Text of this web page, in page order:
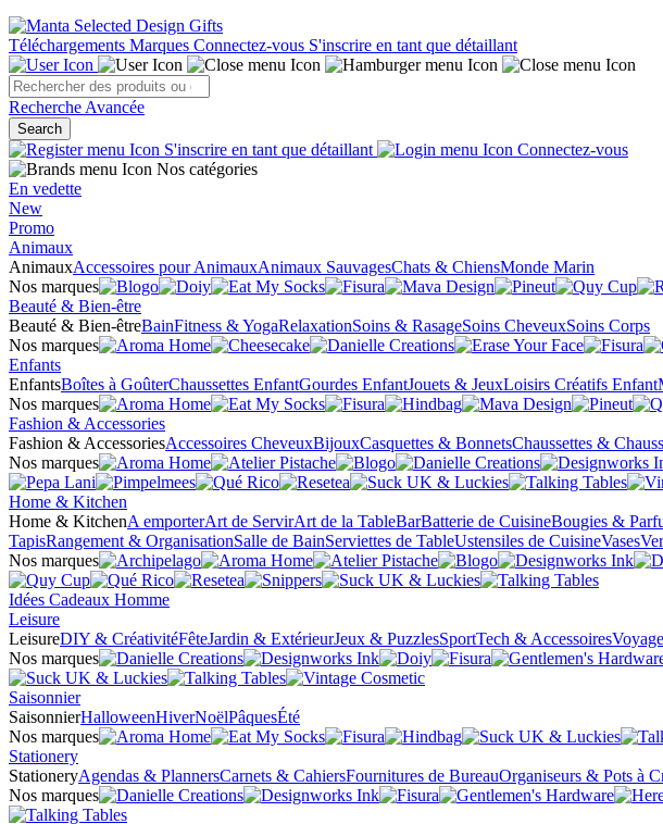
Téléchargements Marques Connectez-vous S'inscrire en tant que détaillant
Recherche Avancée
Search
S'inscrire en tant que détaillant
Connectez-vous
Nos catégories
En vedette
New
Promo
Animaux
AnimauxAccessoires pour AnimauxAnimaux SauvagesChats & ChiensMonde Marin
Nos marques
Beauté & Bien-être
Beauté & Bien-êtreBainFitness & YogaRelaxationSoins & RasageSoins CheveuxSoins Corps
Nos marques
Enfants
EnfantsBoîtes à GoûterChaussettes EnfantGourdes EnfantJouets & JeuxLoisirs Créatifs Enfant
Nos marques
Fashion & Accessories
Fashion & AccessoriesAccessoires CheveuxBijouxCasquettes & BonnetsChaussettes &
Nos marques
Home & Kitchen
Home & KitchenA emporterArt de ServirArt de la TableBarBatterie de CuisineBougies &
TapisRangement & OrganisationSalle de BainServiettes de TableUstensiles de CuisineVases
Nos marques
Idées Cadeaux Homme
Leisure
LeisureDIY & CréativitéFêteJardin & ExtérieurJeux & PuzzlesSportTech & AccessoiresVoyage
Nos marques
Saisonnier
SaisonnierHalloweenHiverNoëlPâquesÉté
Nos marques
Stationery
StationeryAgendas & PlannersCarnets & CahiersFournitures de BureauOrganiseurs & Pots à
Nos marques